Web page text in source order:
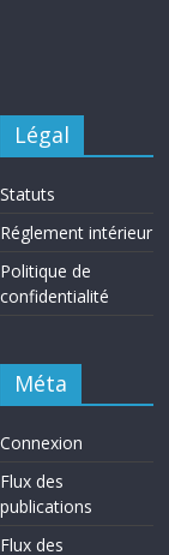
Légal
Statuts
Réglement intérieur
Politique de
confidentialité
Méta
Connexion
Flux des
publications
Flux des